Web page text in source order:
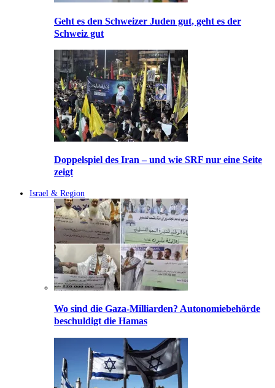
Geht es den Schweizer Juden gut, geht es der
Schweiz gut
Doppelspiel des Iran – und wie SRF nur eine Seite
zeigt
Israel & Region
Wo sind die Gaza-Milliarden? Autonomiebehörde
beschuldigt die Hamas